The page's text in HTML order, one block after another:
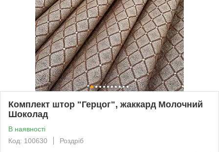
Комплект штор "Герцог", жаккард Молочний
Шоколад
В наявності
Код: 100630
Роздріб